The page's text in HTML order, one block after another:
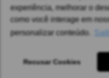
experiência, melhorar o
como você interage em
personalizar conteúdo.
Recusar Cookies
sujeitas a
Pedido mínimo: R$
Imagens